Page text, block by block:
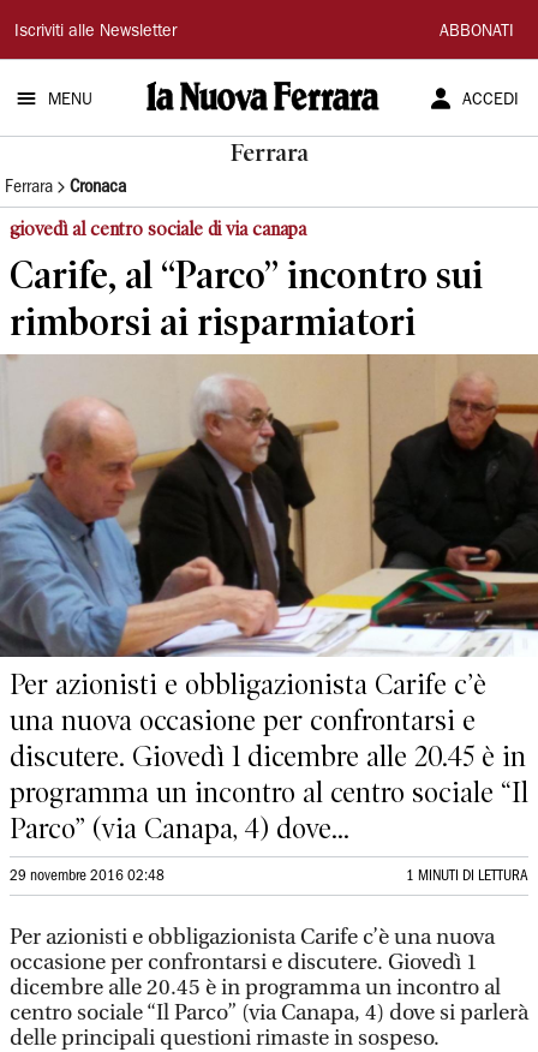
La
Nuova
Ferrara
Iscriviti alle Newsletter ABBONATI
MENU ACCEDI
Ferrara
Ferrara Cronaca
giovedì al centro sociale di via canapa
Carife, al “Parco” incontro sui
rimborsi ai risparmiatori
Per azionisti e obbligazionista Carife c’è
una nuova occasione per confrontarsi e
discutere. Giovedì 1 dicembre alle 20.45 è in
programma un incontro al centro sociale “Il
Parco” (via Canapa, 4) dove...
29 novembre 2016 02:48 1 MINUTI DI LETTURA
Per azionisti e obbligazionista Carife c’è una nuova
occasione per confrontarsi e discutere. Giovedì 1
dicembre alle 20.45 è in programma un incontro al
centro sociale “Il Parco” (via Canapa, 4) dove si parlerà
delle principali questioni rimaste in sospeso.